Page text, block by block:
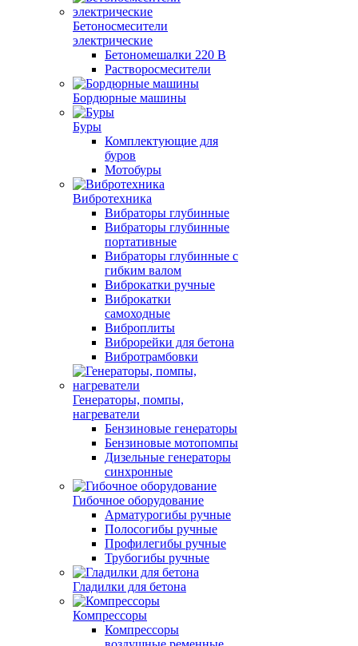
Бетоносмесители
электрические
Бетономешалки 220 В
Растворосмесители
Бордюрные машины
Буры
Комплектующие для
буров
Мотобуры
Вибротехника
Вибраторы глубинные
Вибраторы глубинные
портативные
Вибраторы глубинные с
гибким валом
Виброкатки ручные
Виброкатки
самоходные
Виброплиты
Виброрейки для бетона
Вибротрамбовки
Генераторы, помпы,
нагреватели
Бензиновые генераторы
Бензиновые мотопомпы
Дизельные генераторы
синхронные
Гибочное оборудование
Арматурогибы ручные
Полосогибы ручные
Профилегибы ручные
Трубогибы ручные
Гладилки для бетона
Компрессоры
Компрессоры